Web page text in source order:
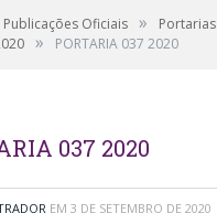
Publicações Oficiais » Portarias
» PORTARIA 037 2020
037 2020
EM 3 DE SETEMBRO DE 2020